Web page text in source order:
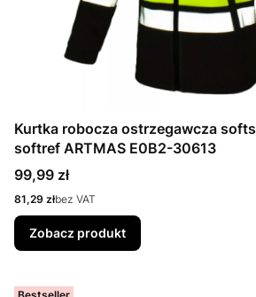
Kurtka robocza ostrzegawcza
softref ARTMAS E0B2-30613
Cena
99,99 zł
Cena
81,29 złbez VAT
Zobacz produkt